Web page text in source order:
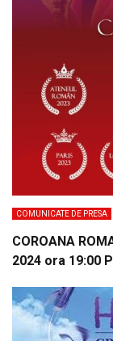
COMUNICATE DE PRESA
COROANA
2024 ora 19:00